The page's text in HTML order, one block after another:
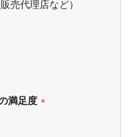
売代理店など）
満足度 *